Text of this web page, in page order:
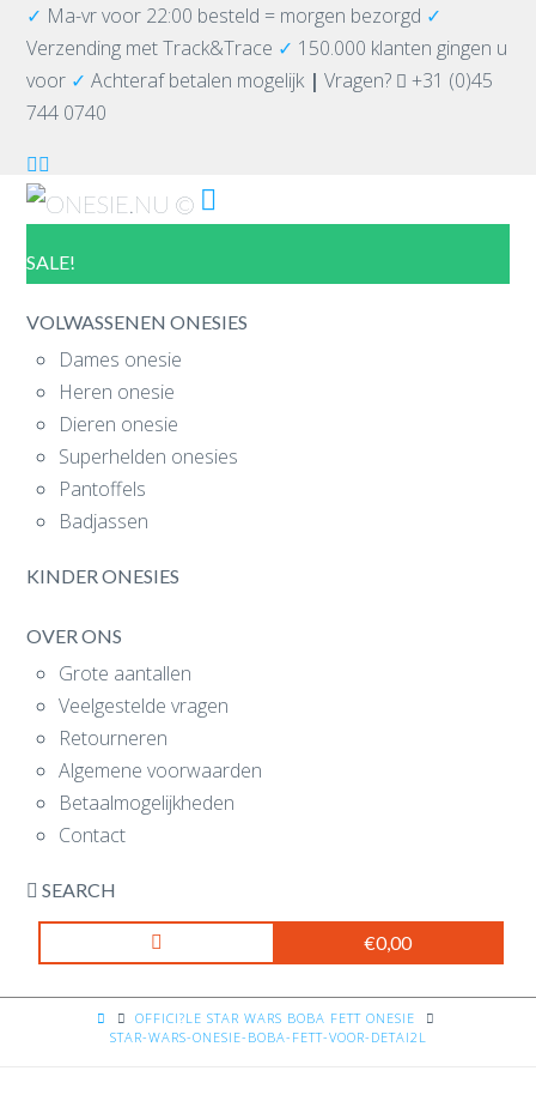
✓ Ma-vr voor 22:00 besteld = morgen bezorgd ✓
Verzending met Track&Trace ✓ 150.000 klanten gingen u
voor ✓Achteraf betalen mogelijk | Vragen?
+31 (0)45
744 0740
SALE!
VOLWASSENEN ONESIES
Dames onesie
Heren onesie
Dieren onesie
Superhelden onesies
Pantoffels
Badjassen
KINDER ONESIES
OVER ONS
Grote aantallen
Veelgestelde vragen
Retourneren
Algemene voorwaarden
Betaalmogelijkheden
Contact
SEARCH
€0,00
HOMEOFFICI?LE STAR WARS BOBA FETT ONESIE
STAR-WARS-ONESIE-BOBA-FETT-VOOR-DETAI2L